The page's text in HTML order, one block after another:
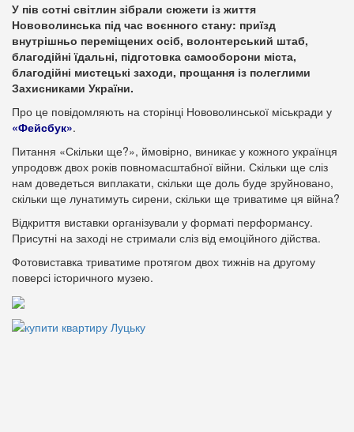
У пів сотні світлин зібрали сюжети із життя
Нововолинська під час воєнного стану: приїзд
внутрішньо переміщених осіб, волонтерський штаб,
благодійні їдальні, підготовка самооборони міста,
благодійні мистецькі заходи, прощання із полеглими
Захисниками України.
Про це повідомляють на сторінці Нововолинської міськради у
«Фейсбук».
Питання «Скільки ще?», ймовірно, виникає у кожного українця
упродовж двох років повномасштабної війни. Скільки ще сліз
нам доведеться виплакати, скільки ще доль буде зруйновано,
скільки ще лунатимуть сирени, скільки ще триватиме ця війна?
Відкриття виставки організували у форматі перформансу.
Присутні на заході не стримали сліз від емоційного дійства.
Фотовиставка триватиме протягом двох тижнів на другому
поверсі історичного музею.